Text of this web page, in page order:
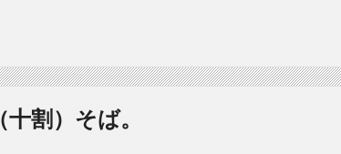
割）そば。